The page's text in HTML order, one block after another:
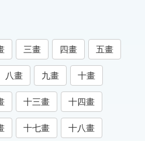
三畫 四畫 五畫
八畫 九畫 十畫
十三畫 十四畫
十七畫 十八畫